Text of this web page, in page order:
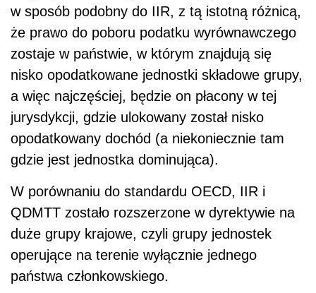
w sposób podobny do IIR, z tą istotną różnicą,
że prawo do poboru podatku wyrównawczego
zostaje w państwie, w którym znajdują się
nisko opodatkowane jednostki składowe grupy,
a więc najczęściej, będzie on płacony w tej
jurysdykcji, gdzie ulokowany został nisko
opodatkowany dochód (a niekoniecznie tam
gdzie jest jednostka dominująca).
W porównaniu do standardu OECD, IIR i
QDMTT zostało rozszerzone w dyrektywie na
duże grupy krajowe, czyli grupy jednostek
operujące na terenie wyłącznie jednego
państwa członkowskiego.